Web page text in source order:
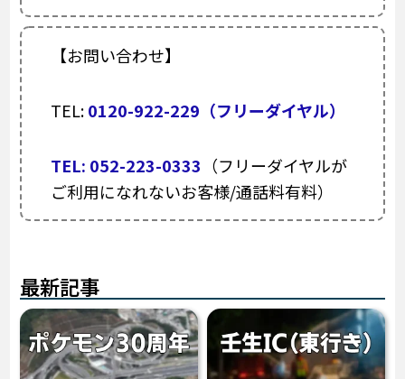
【お問い合わせ】
TEL:0120-922-229（フリーダイヤル）
TEL: 052-223-0333 （フリーダイヤルが
ご利用になれないお客様/通話料有料）
最新記事